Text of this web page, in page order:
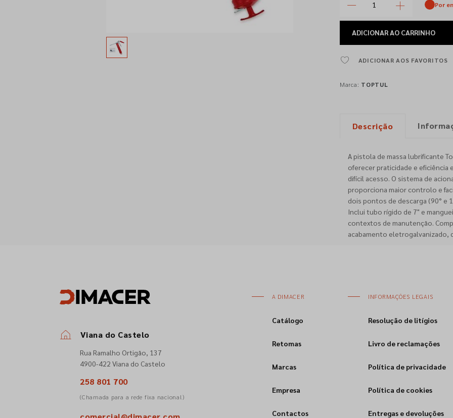
Por
ADICIONARAO CARRINHO
ADICIONAR AOS FAVORITOS
Marca: TOPTUL
Descrição
A pistola de massa lubrificante
oferecer praticidade e eficiência
difícil acesso. O sistema de
proporciona maior controlo e
dois pontos de descarga (90° e
Inclui tubo rígido de 7" e
contextos de manutenção.
acabamento eletrogalvanizado,
Viana do Castelo
Rua Ramalho Ortigão, 137
4900-422 Viana do Castelo
258 801 700
(Chamada para a rede fixa nacional)
A DIMACER
Catálogo
Retomas
Marcas
Empresa
Contactos
INFORMAÇÕES LEGAIS
Resolução de litígios
Livro de reclamações
Política de privacidade
Política de cookies
Entregas e devoluções